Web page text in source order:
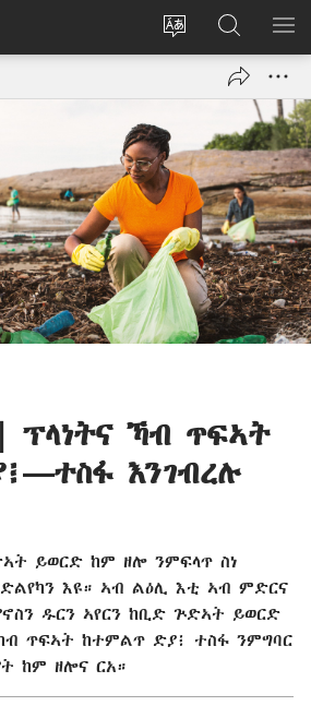
ቋንቋ
እቶ
(opens
ኣብ
JW.ORG
ድለ
ፕላነትና ኻብ ጥፍኣት
እንገብረሉ
ይወርድ ከም ዘሎ ንምፍላጥ ስነ
እዩ። ኣብ ልዕሊ እቲ ኣብ ምድርና
ዱርን ኣየርን ከቢድ ጕድኣት ይወርድ
ጥፍኣት ከተምልጥ ድያ፧ ተስፋ ንምግባር
ከም ዘሎና ርአ።